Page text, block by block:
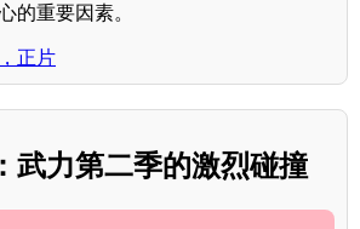
的重要因素。
正片
武力第二季的激烈碰撞